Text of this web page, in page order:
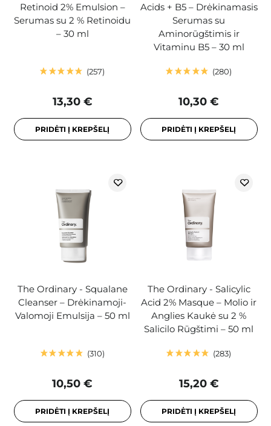
Retinoid 2% Emulsion –
Serumas su 2 % Retinoidu
– 30 ml
257
13,30 €
PRIDĖTI Į KREPŠELĮ
Acids + B5 – Drėkinamasis
Serumas su
Aminorūgštimis ir
Vitaminu B5 – 30 ml
280
10,30 €
PRIDĖTI Į KREPŠELĮ
The Ordinary - Squalane
Cleanser – Drėkinamoji-
Valomoji Emulsija – 50 ml
310
10,50 €
PRIDĖTI Į KREPŠELĮ
The Ordinary - Salicylic
Acid 2% Masque – Molio ir
Anglies Kaukė su 2 %
Salicilo Rūgštimi – 50 ml
283
15,20 €
PRIDĖTI Į KREPŠELĮ